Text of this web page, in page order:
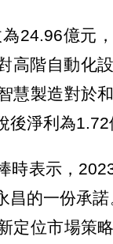
24.96億元
高階自動化
慧製造對於
後淨利為1.72
時表示，
昌的一份承
定位市場策